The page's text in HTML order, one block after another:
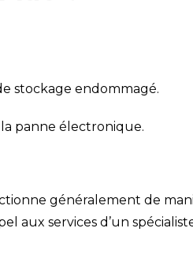
stockage endommagé.
panne électronique.
généralement de
aux services d’un